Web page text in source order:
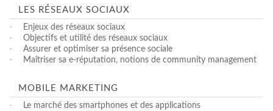
LES RÉSEAUX SOCIAUX
-
Enjeux des réseaux sociaux
-
Objectifs et utilité des réseaux sociaux
-
Assurer et optimiser sa présence sociale
-
Maîtriser sa e-réputation, notions de community management
MOBILE MARKETING
-
Le marché des smartphones et des applications